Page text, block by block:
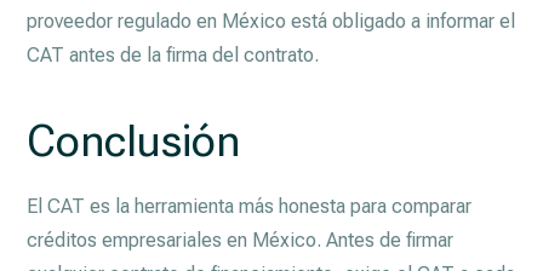
proveedor regulado en México está obligado a informar el
CAT antes de la firma del contrato.
Conclusión
El CAT es la herramienta más honesta para comparar
créditos empresariales en México. Antes de firmar